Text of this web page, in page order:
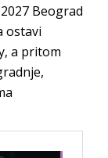
Beograd
ostavi
a pritom